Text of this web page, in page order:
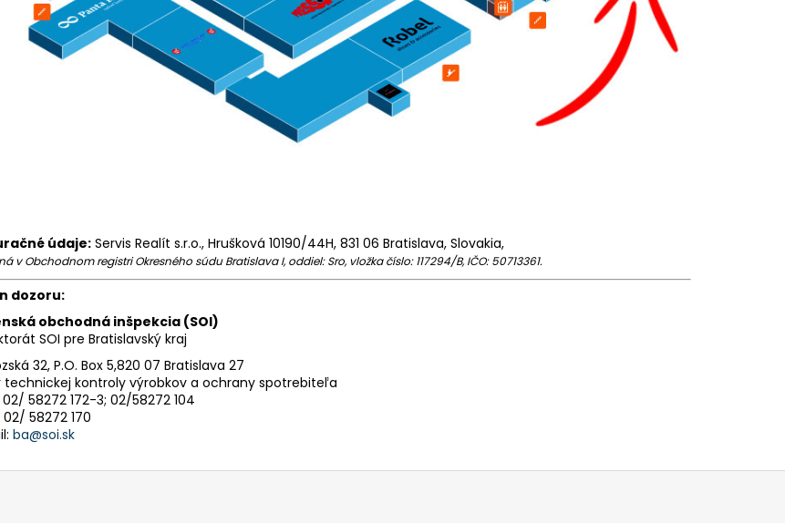
údaje:Servis Realít s.r.o., Hrušková 10190/44H, 831 06 Bratislava, Slovakia,
v Obchodnom registri Okresného súdu Bratislava I, oddiel: Sro, vložka číslo: 117294/B, IČO: 50713361.
dozoru:
obchodná inšpekcia (SOI)
SOI pre Bratislavský kraj
32, P.O. Box 5,820 07 Bratislava 27
technickej kontroly výrobkov a ochrany spotrebiteľa
02/ 58272 172-3; 02/58272 104
02/ 58272 170
ba@soi.sk